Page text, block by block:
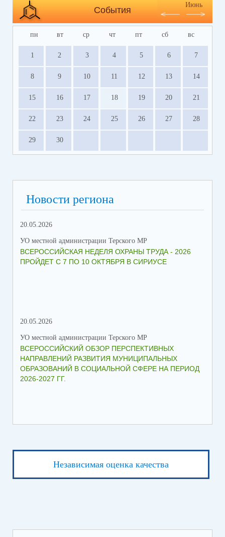
События
Июнь
пн вт ср чт пт сб вс
1 2 3 4 5 6 7
8 9 10 11 12 13 14
15 16 17 18 19 20 21
22 23 24 25 26 27 28
29 30
Новости региона
20.05.2026
УО местной администрации Терского МР
ВСЕРОССИЙСКАЯ НЕДЕЛЯ ОХРАНЫ ТРУДА - 2026
ПРОЙДЕТ С 7 ПО 10 ОКТЯБРЯ В СИРИУСЕ
20.05.2026
УО местной администрации Терского МР
ВСЕРОССИЙСКИЙ ОБЗОР ПЕРСПЕКТИВНЫХ
НАПРАВЛЕНИЙ РАЗВИТИЯ МУНИЦИПАЛЬНЫХ
ОБРАЗОВАНИЙ В СОЦИАЛЬНОЙ СФЕРЕ НА ПЕРИОД
2026-2027 ГГ.
Независимая оценка качества